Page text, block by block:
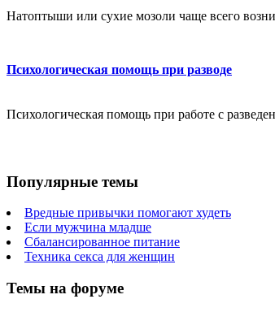
Натоптыши или сухие мозоли чаще всего
Психологическая помощь при разводе
Психологическая помощь при работе с
Популярные темы
Вредные привычки помогают худеть
Если мужчина младше
Сбалансированное питание
Техника секса для женщин
Темы на форуме